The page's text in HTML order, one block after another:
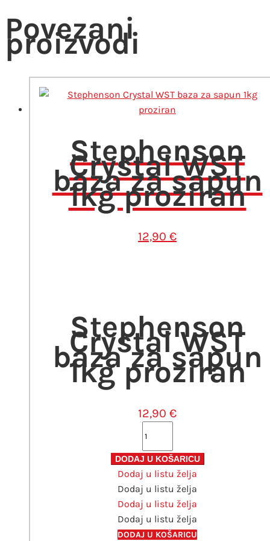
Povezani
proizvodi
Stephenson
Crystal WST
baza za sapun
1kg proziran
12,90 €
Stephenson
Crystal WST
baza za sapun
1kg proziran
12,90 €
WST
baza
za
sapun
1kg
proziran
DODAJ U KOŠARICU
Dodaj u listu želja
Dodaj u listu želja
Dodaj u listu želja
Dodaj u listu želja
DODAJ U KOŠARICU